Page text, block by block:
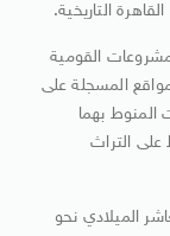
التاريخية.
القومية
المسجلة على
المنوط بهما
على التراث
الميلادي نحو